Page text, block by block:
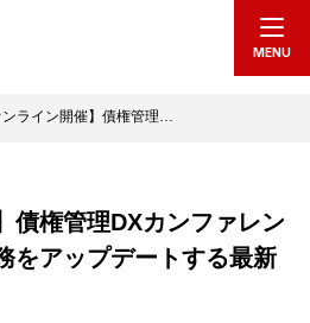
MENU
ンライン開催】債権管理…
債権管理DXカンファレン
をアップデートする最新